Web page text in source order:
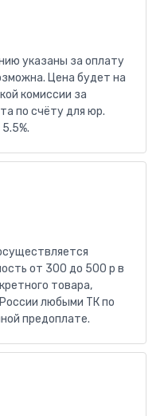
указаны за оплату
Цена будет на
комиссии за
по счёту для юр.
от 300 до 500 р в
товара,
любыми ТК по
предоплате.